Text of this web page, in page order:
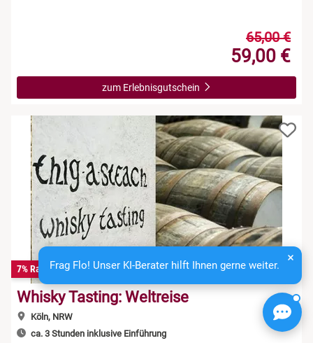
65,00 €
59,00 €
zum Erlebnisgutschein
7% Rabatt
Whisky Tasting: Weltreise
Köln, NRW
ca. 3 Stunden inklusive Einführung
Frag Flo! Unser KI-Berater hilft Ihnen gerne weiter.